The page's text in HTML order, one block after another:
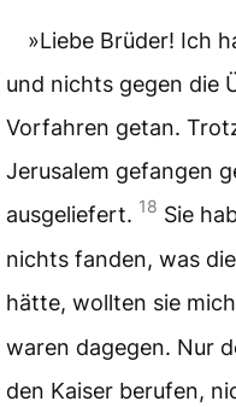
»Liebe Brüder! Ich
und nichts gegen die
Vorfahren getan.
Jerusalem gefangen
ausgeliefert. 18 Sie
nichts fanden, was
hätte, wollten sie
waren dagegen. Nur
den Kaiser berufen,